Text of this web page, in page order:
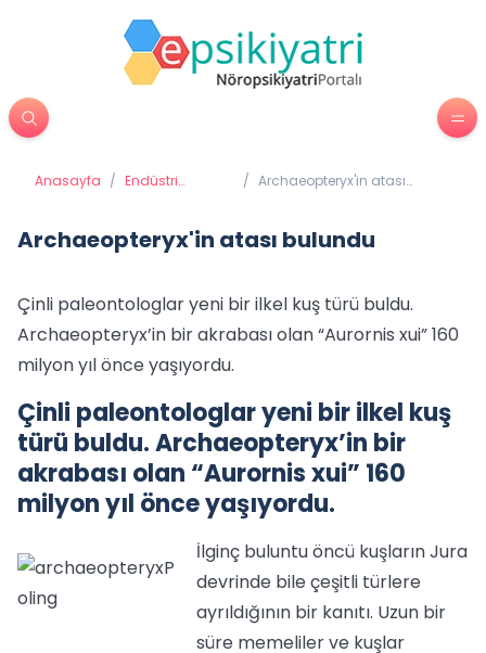
Anasayfa / Endüstri
/ Archaeopteryx'in atası
Archaeopteryx'in atası bulundu
Çinli paleontologlar yeni bir ilkel kuş türü buldu.
Archaeopteryx’in bir akrabası olan “Aurornis xui” 160
milyon yıl önce yaşıyordu.
Çinli paleontologlar yeni bir ilkel kuş
türü buldu. Archaeopteryx’in bir
akrabası olan “Aurornis xui” 160
milyon yıl önce yaşıyordu.
İlginç buluntu öncü kuşların Jura
devrinde bile çeşitli türlere
ayrıldığının bir kanıtı. Uzun bir
süre memeliler ve kuşlar